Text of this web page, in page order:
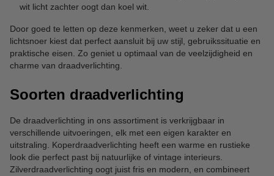
wit licht zachter oogt dan koel wit.
Door goed te letten op deze kenmerken, weet u zeker dat u een
lichtsnoer kiest dat perfect aansluit bij uw stijl, gebruikssituatie en
praktische eisen. Zo geniet u optimaal van de veelzijdigheid en
charme van draadverlichting.
Soorten draadverlichting
De draadverlichting in ons assortiment is verkrijgbaar in
verschillende uitvoeringen, elk met een eigen karakter en
uitstraling. Koperdraadverlichting heeft een warme en rustieke
look die perfect past bij natuurlijke of vintage interieurs.
Zilverdraadverlichting oogt juist fris en modern, en combineert